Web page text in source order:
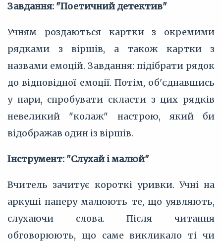
Завдання: "Поетичний детектив"
Учням роздаються картки з окремими
рядками з віршів, а також картки з
назвами емоцій. Завдання: підібрати рядок
до відповідної емоції. Потім, об'єднавшись
у пари, спробувати скласти з цих рядків
невеликий "колаж" настрою, який би
відображав один із віршів.
Інструмент: "Слухай і малюй"
Вчитель зачитує короткі уривки. Учні на
аркуші паперу малюють те, що уявляють,
слухаючи слова. Після читання
обговорюють, що саме викликало ті чи